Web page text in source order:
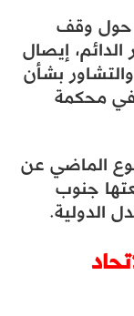
حول وقف
إيصال
بشأن
في محكمة
الماضي عن
جنوب
الدولية.